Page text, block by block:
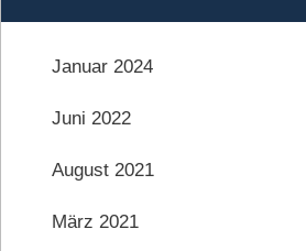
Januar 2024
Juni 2022
August 2021
März 2021